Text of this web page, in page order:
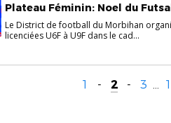
Plateau Féminin: Noel du
Le District de football du Morbihan
licenciées U6F à U9F dans le cad...
1 - 2 - 3